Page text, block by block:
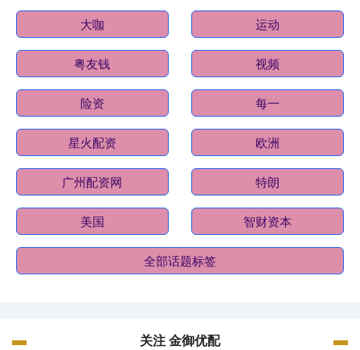
大咖 运动
粤友钱 视频
险资 每一
星火配资 欧洲
广州配资网 特朗
美国 智财资本
全部话题标签
关注 金御优配